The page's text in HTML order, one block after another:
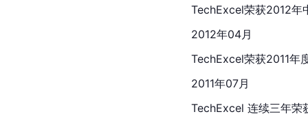
TechExcel荣获2012年
2012年04月
TechExcel荣获2011年
2011年07月
TechExcel 连续三年荣